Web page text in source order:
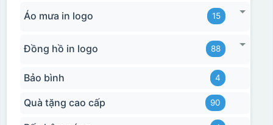
Áo mưa in logo 15
Đồng hồ in logo 88
Bảo bình 4
Quà tặng cao cấp 90